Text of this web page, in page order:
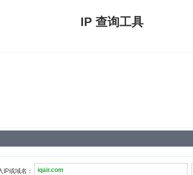
IP 查询工具
IP或域名：